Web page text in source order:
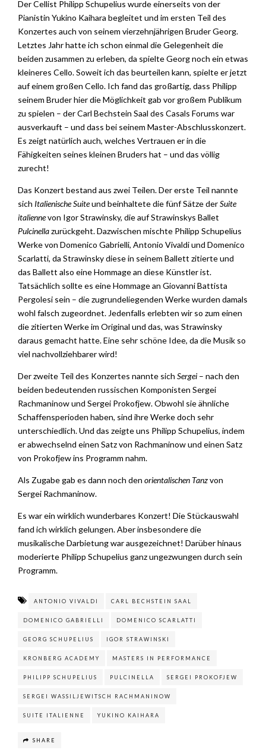
Der Cellist Philipp Schupelius wurde einerseits von der
Pianistin Yukino Kaihara begleitet und im ersten Teil des
Konzertes auch von seinem vierzehnjährigen Bruder Georg.
Letztes Jahr hatte ich schon einmal die Gelegenheit die
beiden zusammen zu erleben, da spielte Georg noch ein etwas
kleineres Cello. Soweit ich das beurteilen kann, spielte er jetzt
auf einem großen Cello. Ich fand das großartig, dass Philipp
seinem Bruder hier die Möglichkeit gab vor großem Publikum
zu spielen – der Carl Bechstein Saal des Casals Forums war
ausverkauft – und dass bei seinem Master-Abschlusskonzert.
Es zeigt natürlich auch, welches Vertrauen er in die
Fähigkeiten seines kleinen Bruders hat – und das völlig
zurecht!
Das Konzert bestand aus zwei Teilen. Der erste Teil nannte
sich Italienische Suiteund beinhaltete die fünf Sätze derSuite
italiennevon Igor Strawinsky, die auf Strawinskys Ballet
Pulcinellazurückgeht. Dazwischen mischte Philipp Schupelius
Werke von Domenico Gabrielli, Antonio Vivaldi und Domenico
Scarlatti, da Strawinsky diese in seinem Ballett zitierte und
das Ballett also eine Hommage an diese Künstler ist.
Tatsächlich sollte es eine Hommage an Giovanni Battista
Pergolesi sein – die zugrundeliegenden Werke wurden damals
wohl falsch zugeordnet. Jedenfalls erlebten wir so zum einen
die zitierten Werke im Original und das, was Strawinsky
daraus gemacht hatte. Eine sehr schöne Idee, da die Musik so
viel nachvollziehbarer wird!
Der zweite Teil des Konzertes nannte sich Sergei – nach den
beiden bedeutenden russischen Komponisten Sergei
Rachmaninow und Sergei Prokofjew. Obwohl sie ähnliche
Schaffensperioden haben, sind ihre Werke doch sehr
unterschiedlich. Und das zeigte uns Philipp Schupelius, indem
er abwechselnd einen Satz von Rachmaninow und einen Satz
von Prokofjew ins Programm nahm.
Als Zugabe gab es dann noch den orientalischen Tanzvon
Sergei Rachmaninow.
Es war ein wirklich wunderbares Konzert! Die Stückauswahl
fand ich wirklich gelungen. Aber insbesondere die
musikalische Darbietung war ausgezeichnet! Darüber hinaus
moderierte Philipp Schupelius ganz ungezwungen durch sein
Programm.
ANTONIO VIVALDI CARL BECHSTEIN SAAL
DOMENICO GABRIELLI DOMENICO SCARLATTI
GEORG SCHUPELIUS IGOR STRAWINSKI
KRONBERG ACADEMY MASTERS IN PERFORMANCE
PHILIPP SCHUPELIUS PULCINELLA SERGEI PROKOFJEW
SERGEI WASSILJEWITSCH RACHMANINOW
SUITE ITALIENNE YUKINO KAIHARA
SHARE